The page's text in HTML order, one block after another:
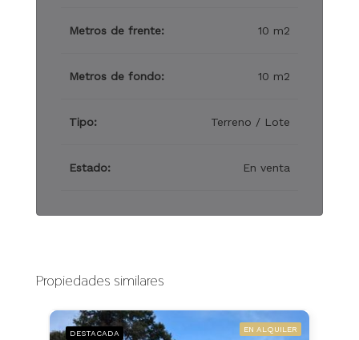
Metros de frente: 10 m2
Metros de fondo: 10 m2
Tipo: Terreno / Lote
Estado: En venta
Propiedades similares
DESTACADA EN ALQUILER